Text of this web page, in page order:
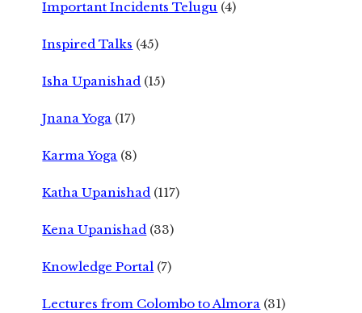
Important Incidents Telugu (4)
Inspired Talks (45)
Isha Upanishad (15)
Jnana Yoga (17)
Karma Yoga (8)
Katha Upanishad (117)
Kena Upanishad (33)
Knowledge Portal (7)
Lectures from Colombo to Almora (31)